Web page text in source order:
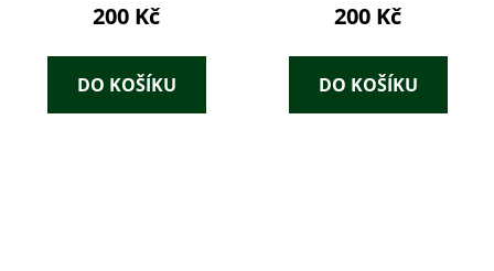
200 Kč
DO KOŠÍKU
200 Kč
DO KOŠÍKU